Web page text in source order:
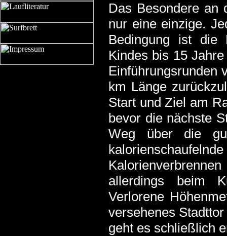
Das Besondere an
nur eine einzige.
Bedingung ist die
Kindes bis 15
Einführungsrunden
km Länge
Start und Ziel am
bevor die nächste
Weg über die
allerdings beim
Verlorene
versehenes
geht es schließlich